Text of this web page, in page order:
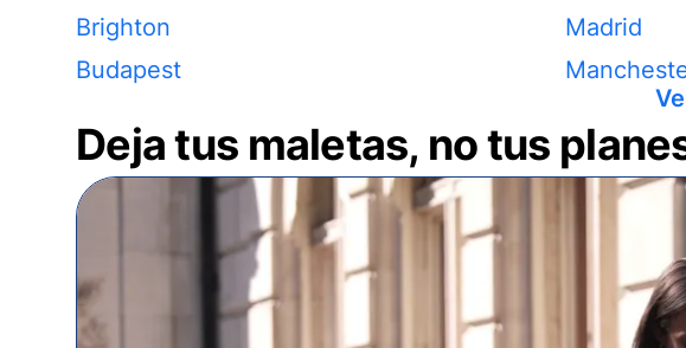
Brighton
Budapest
Madrid
Deja tus maletas, no tus